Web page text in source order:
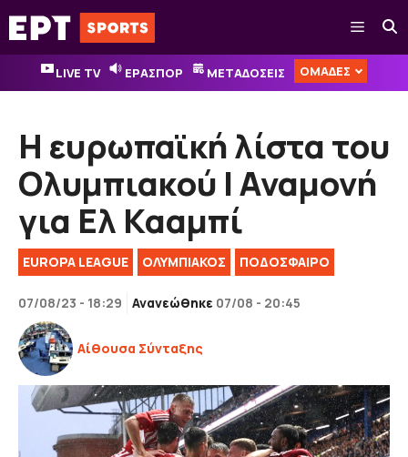
Μετάβαση
σε
περιεχόμενο
Μενού
LIVE TV ΕΡΑΣΠΟΡ ΜΕΤΑΔΟΣΕΙΣ ΟΜΑΔΕΣ
Η ευρωπαϊκή λίστα του
Ολυμπιακού | Αναμονή
για Ελ Κααμπί
EUROPA LEAGUE ΟΛΥΜΠΙΑΚΟΣ ΠΟΔΟΣΦΑΙΡΟ
07/08/23 - 18:29 Ανανεώθηκε 07/08 - 20:45
Αίθουσα Σύνταξης